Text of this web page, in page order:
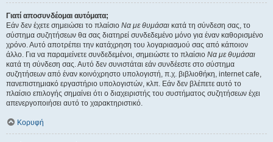
Γιατί αποσυνδέομαι αυτόματα;
Εάν δεν έχετε σημειώσει το πλαίσιο Να με θυμάσαι κατά τη σύνδεση σας, το
σύστημα συζητήσεων θα σας διατηρεί συνδεδεμένο μόνο για έναν καθορισμένο
χρόνο. Αυτό αποτρέπει την κατάχρηση του λογαριασμού σας από κάποιον
άλλο. Για να παραμείνετε συνδεδεμένοι, σημειώστε το πλαίσιο Να με θυμάσαι
κατά τη σύνδεση σας. Αυτό δεν συνιστάται εάν συνδέεστε στο σύστημα
συζητήσεων από έναν κοινόχρηστο υπολογιστή, π.χ. βιβλιοθήκη, internet cafe,
πανεπιστημιακό εργαστήριο υπολογιστών, κλπ. Εάν δεν βλέπετε αυτό το
πλαίσιο επιλογής σημαίνει ότι ο διαχειριστής του συστήματος συζητήσεων έχει
απενεργοποιήσει αυτό το χαρακτηριστικό.
Κορυφή